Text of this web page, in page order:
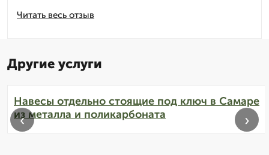
Читать весь отзыв
Другие услуги
Навесы отдельно стоящие под ключ в Самаре
из металла и поликарбоната
‹ ›